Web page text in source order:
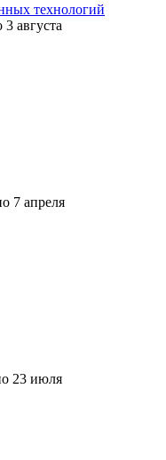
технологий
3 августа
7 апреля
23 июля